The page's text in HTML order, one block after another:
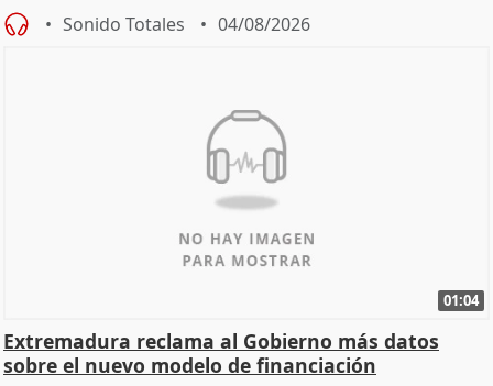
Sonido Totales 04/08/2026
01:04
Extremadura reclama al Gobierno más datos
sobre el nuevo modelo de financiación